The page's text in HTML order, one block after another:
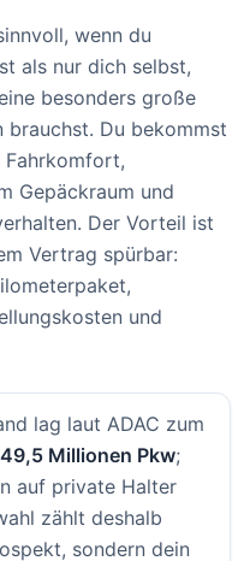
wenn du
als nur dich selbst,
besonders große
brauchst. Du bekommst
Fahrkomfort,
Gepäckraum und
Der Vorteil ist
Vertrag spürbar:
und
lag laut ADAC zum
49,5 Millionen Pkw;
auf private Halter
zählt deshalb
sondern dein